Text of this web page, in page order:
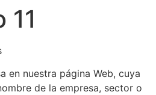
11
en nuestra página Web, cuya
de la empresa, sector o